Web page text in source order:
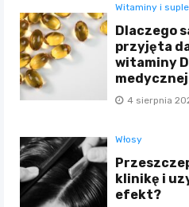
Witaminy i
Dlaczego
przyjęta
witaminy
4 sierpnia
Włosy
klinikę i
efekt?